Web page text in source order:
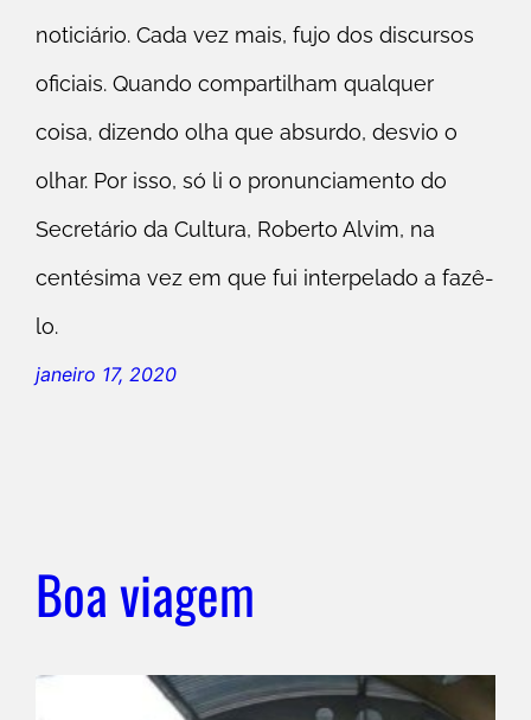
noticiário. Cada vez mais, fujo dos discursos
oficiais. Quando compartilham qualquer
coisa, dizendo olha que absurdo, desvio o
olhar. Por isso, só li o pronunciamento do
Secretário da Cultura, Roberto Alvim, na
centésima vez em que fui interpelado a fazê-
lo.
janeiro 17, 2020
Boa viagem